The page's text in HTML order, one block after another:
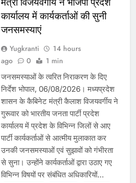
दतिया में दो माह तक खाली रहा
जिला आबकारी अधिकारी का
भरोसे चला सिस्टम, बारोड़ पर
कार्रवाई की मांग
Yugkranti
2 days
ago
0 1 mins
शासन के तबादला आदेश की खुली अवहेलना
या विभागीय संरक्षण! आबकारी आयुक्त की
कार्यप्रणाली पर भी सवाल ग्वालियर /दतिया।
मध्यप्रदेश आबकारी विभाग एक बार फिर
गंभीर प्रशासनिक सवालों के घेरे में है। दतिया
में विधानसभा चुनाव जैसे संवेदनशील दौर में